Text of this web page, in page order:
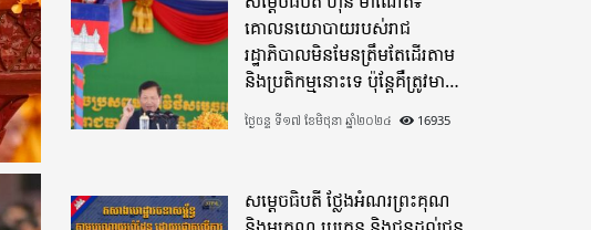
គោលនយោបាយរបស់រាជ
រដ្ឋាភិបាលមិនមែនត្រឹមតែដើរតាម
និងប្រតិកម្មនោះទេ ប៉ុន្តែគឺត្រូវមាន
ភាពបុរេសកម្ម
ថ្ងៃចន្ទ ទី១៧ ខែមិថុនា ឆ្នាំ២០២៤ 16935
សម្តេចធិបតី ថ្លែងអំណរព្រះគុណ